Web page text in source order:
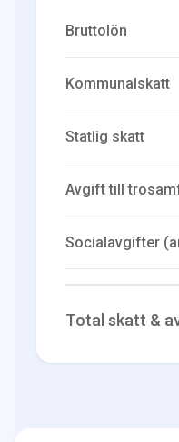
Bruttolön
Kommunalskatt
Statlig skatt
Avgift till
Socialavgifter
Total skatt &